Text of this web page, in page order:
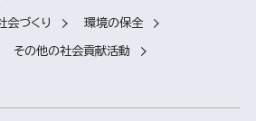
会づくり 環境の保全
その他の社会貢献活動